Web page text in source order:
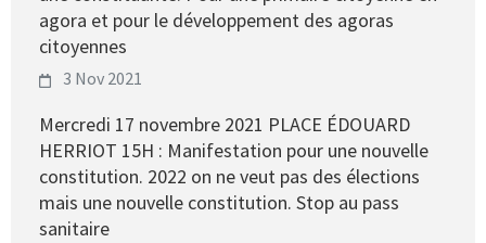
agora et pour le développement des agoras
citoyennes
3 Nov 2021
Mercredi 17 novembre 2021 PLACE ÉDOUARD
HERRIOT 15H : Manifestation pour une nouvelle
constitution. 2022 on ne veut pas des élections
mais une nouvelle constitution. Stop au pass
sanitaire